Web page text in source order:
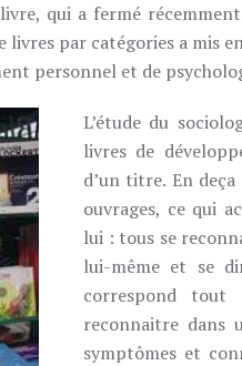
qui a fermé
livres par catégories a mis
personnel et de
L’étude du
livres de
d’un titre. En
ouvrages, ce qui
lui : tous se
lui-même et se
correspond
reconnaitre dans
symptômes et